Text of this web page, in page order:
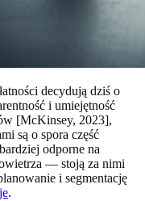
decydują dziś o
i umiejętność
[McKinsey, 2023],
są o spora część
odporne na
— stoją za nimi
i segmentację
.